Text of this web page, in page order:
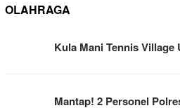
OLAHRAGA
Kula Mani Tennis
Mantap! 2 Personel